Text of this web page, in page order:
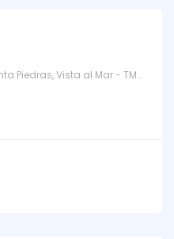
Casa en Venta y Alquiler en Punta Piedras, Vista al Mar - TM6773075 - Punta Piedras